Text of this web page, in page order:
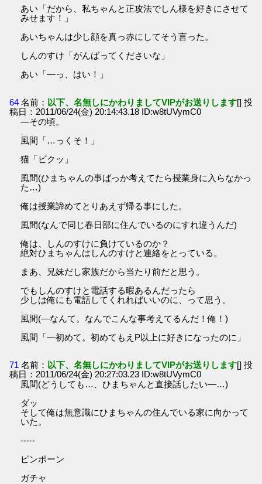
あい「だから、私ちゃんと正攻法でしん様を好きにさせて
みせます！」
あいちゃんは少し顔を真っ赤にしてそう言った。
しんのすけ「がんばってくださいな」
あい「―っ、はい！」
64 名前： 以下、名無しにかわりましてVIPがお送りします[] 投
稿日：2011/06/24(金) 20:14:43.18 ID:w8tUVymC0
―その頃。
風間「…っくそ！」
猫「ビクッ」
風間(ひまちゃんの事ばっか考えてたら授業身に入らなかっ
た…)
俺は授業諦めてとりあえず帰る事にした。
風間(なんで同じ春日部に住んでいるのにすれ違うんだ)
俺は、しんのすけに負けているのか？
絶対ひまちゃんはしんのすけと連絡をとっている。
まあ、兄妹だし家族だから当たり前だと思う。
でもしんのすけと電話する暇あるんだったら
少しは俺にも電話してくれればいいのに、って思う。
風間(―なんて。なんでこんな事考えてるんだ！俺！)
風間「―初めて。初めてもえP以上に好きになったのに」
71 名前： 以下、名無しにかわりましてVIPがお送りします[] 投
稿日：2011/06/24(金) 20:27:03.23 ID:w8tUVymC0
風間(どうしても…、ひまちゃんと直接話したい―…)
ダッ
そして俺は無意識にひまちゃんの住んでいる家に向かって
いた。
-----
ピンポーン
ガチャ